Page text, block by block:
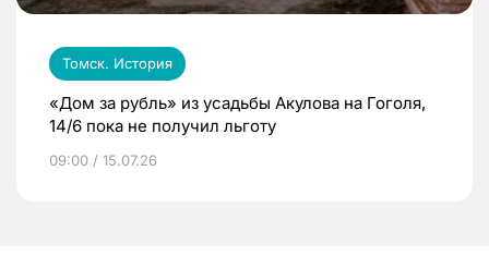
Томск. История
«Дом за рубль» из усадьбы Акулова на Гоголя,
14/6 пока не получил льготу
09:00 / 15.07.26